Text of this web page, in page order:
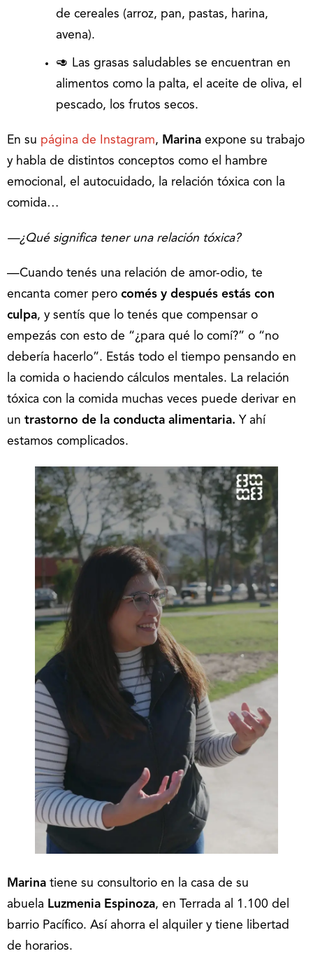
de cereales (arroz, pan, pastas, harina,
avena).
🥑 Las grasas saludables se encuentran en
alimentos como la palta, el aceite de oliva, el
pescado, los frutos secos.
En su página de Instagram, Marina expone su trabajo
y habla de distintos conceptos como el hambre
emocional, el autocuidado, la relación tóxica con la
comida…
—¿Qué significa tener una relación tóxica?
—Cuando tenés una relación de amor-odio, te
encanta comer pero comés y después estás con
culpa, y sentís que lo tenés que compensar o
empezás con esto de “¿para qué lo comí?” o “no
debería hacerlo”. Estás todo el tiempo pensando en
la comida o haciendo cálculos mentales. La relación
tóxica con la comida muchas veces puede derivar en
un trastorno de la conducta alimentaria. Y ahí
estamos complicados.
Marina tiene su consultorio en la casa de su
abuela Luzmenia Espinoza, en Terrada al 1.100 del
barrio Pacífico. Así ahorra el alquiler y tiene libertad
de horarios.